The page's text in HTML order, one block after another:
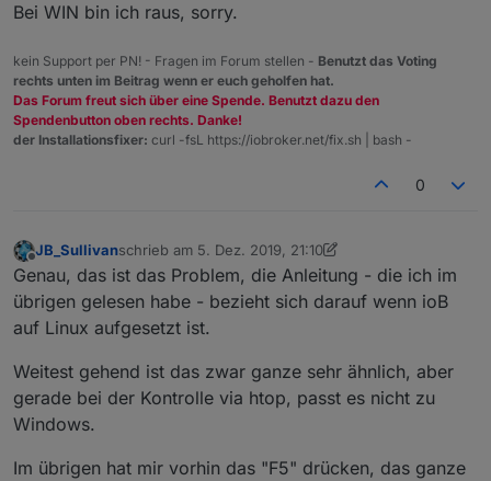
controller war dann 2.1, habe ich aber gleich auf
2.1.1 angehoben.
BackItUp in der Version 1.3.1
Das minimal Backup stammt von heute Nacht von
meinem Produktiven System wo ioB ebenfalls unter
fürchte ich. Dafür habe ich die entsprechenden
Instanz.
Bei WIN bin ich raus, sorry.
kein Support per PN! - Fragen im Forum stellen - Benutzt das Voting
rechts unten im Beitrag wenn er euch geholfen hat.
Das Forum freut sich über eine Spende. Benutzt dazu den
Spendenbutton oben rechts. Danke!
der Installationsfixer: curl -fsL https://iobroker.net/fix.sh | bash -
0
JB_Sullivanschrieb am 5. Dez. 2019, 21:10
zuletzt editiert von JB_Sullivan12. Mai 2019, 22:13
Genau, das ist das Problem, die Anleitung - die ich im
übrigen gelesen habe - bezieht sich darauf wenn ioB
auf Linux aufgesetzt ist.
Weitest gehend ist das zwar ganze sehr ähnlich, aber
gerade bei der Kontrolle via htop, passt es nicht zu
Windows.
Im übrigen hat mir vorhin das "F5" drücken, das ganze